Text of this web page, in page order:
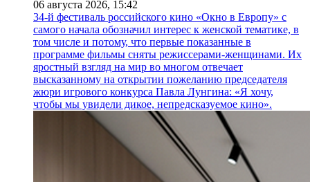
06 августа 2026, 15:42
34-й фестиваль российского кино «Окно в Европу» с
самого начала обозначил интерес к женской тематике, в
том числе и потому, что первые показанные в
программе фильмы сняты режиссерами-женщинами. Их
яростный взгляд на мир во многом отвечает
высказанному на открытии пожеланию председателя
жюри игрового конкурса Павла Лунгина: «Я хочу,
чтобы мы увидели дикое, непредсказуемое кино».